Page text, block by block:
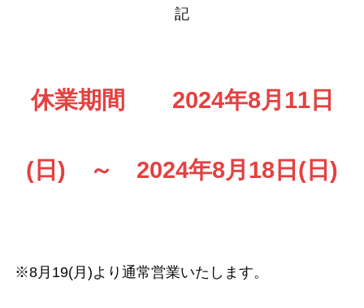
記
休業期間 2024年8月11日
(日) ～ 2024年8月18日(日)
※8月19(月)より通常営業いたします。